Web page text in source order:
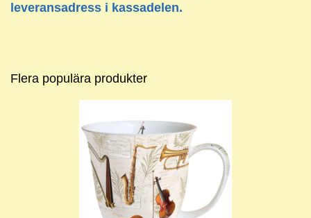
leveransadress i kassadelen.
Flera populära produkter